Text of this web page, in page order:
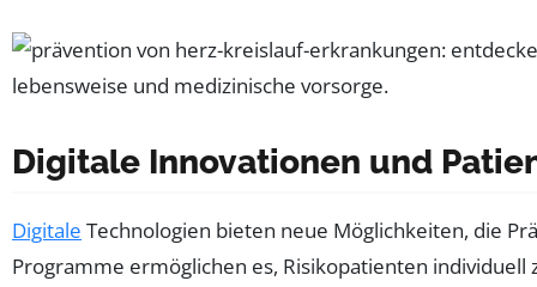
Digitale Innovationen und
Digitale Technologien bieten neue Möglichkeiten, die
Programme ermöglichen es, Risikopatienten